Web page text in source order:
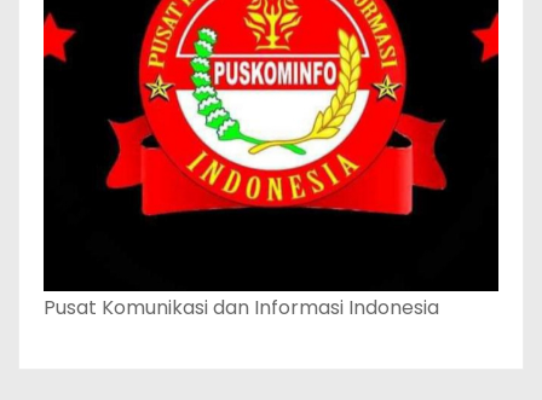
Pusat Komunikasi dan Informasi Indonesia